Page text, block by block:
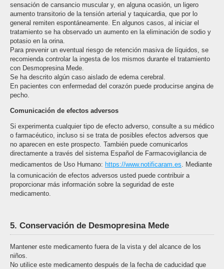
sensación de cansancio muscular y, en alguna ocasión, un ligero
aumento transitorio de la tensión arterial y taquicardia, que por lo
general remiten espontáneamente. En algunos casos, al iniciar el
tratamiento se ha observado un aumento en la eliminación de sodio y
potasio en la orina.
Para prevenir un eventual riesgo de retención masiva de líquidos, se
recomienda controlar la ingesta de los mismos durante el tratamiento
con Desmopresina Mede.
Se ha descrito algún caso aislado de edema cerebral.
En pacientes con enfermedad del corazón puede producirse angina de
pecho.
Comunicación de efectos adversos
Si experimenta cualquier tipo de efecto adverso, consulte a su médico
o farmacéutico, incluso si se trata de posibles efectos adversos que
no aparecen en este prospecto. También puede comunicarlos
directamente a través del sistema Español de Farmacovigilancia de
medicamentos de Uso Humano: https://www.notificaram.es. Mediante
la comunicación de efectos adversos usted puede contribuir a
proporcionar más información sobre la seguridad de este
medicamento.
5. Conservación de Desmopresina Mede
Mantener este medicamento fuera de la vista y del alcance de los
niños.
No utilice este medicamento después de la fecha de caducidad que